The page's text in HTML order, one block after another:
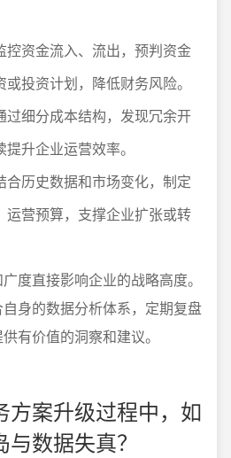
控资金流入、流出，预判资金
投资计划，降低财务风险。
过细分成本结构，发现冗余开
升企业运营效率。
合历史数据和市场变化，制定
运营预算，支撑企业扩张或转
度直接影响企业的战略高度。
身的数据分析体系，定期复盘
有价值的洞察和建议。
方案升级过程中，如
数据失真？